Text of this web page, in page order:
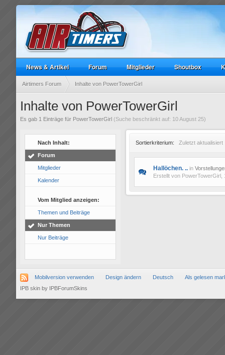
News & Artikel Forum Mitglieder Shoutbox
Airtimers Forum Inhalte von PowerTowerGirl
Inhalte von PowerTowerGirl
Es gab 1 Einträge für PowerTowerGirl (Suche beschränkt auf: 10 August 25)
Nach Inhalt:
Forum
Mitglieder
Kalender
Vom Mitglied anzeigen:
Themen und Beiträge
Nur Themen
Nur Beiträge
Sortierkriterium: Zuletzt aktualisiert
Hallöchen. .. in
Erstellt von PowerTowerGirl
Mobilversion verwenden Design ändern Deutsch
Als gelesen
IPB skin by IPBForumSkins